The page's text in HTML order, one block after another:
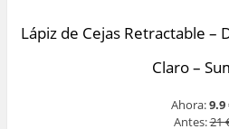
Lápiz de Cejas Retractable –
Claro –
Ahora:9.9
Antes:21